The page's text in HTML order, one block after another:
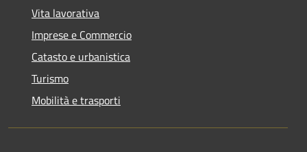
Vita lavorativa
Imprese e Commercio
Catasto e urbanistica
Turismo
Mobilità e trasporti